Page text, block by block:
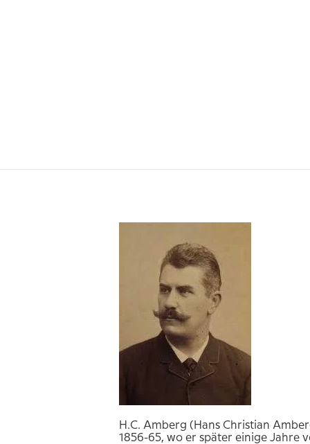
H.C. Amberg (Hans Christian
1856-65, wo er später einige Jahre